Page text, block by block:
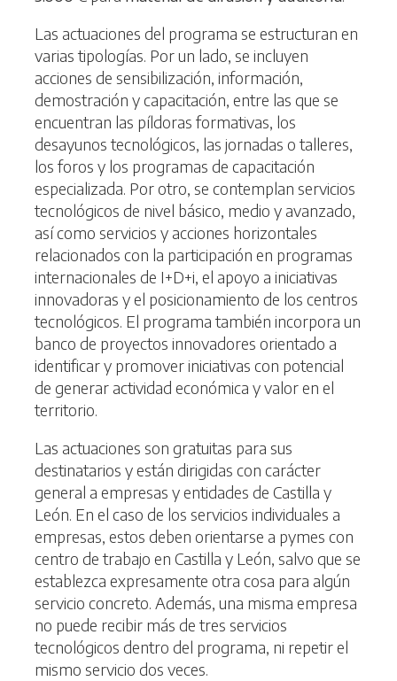
Las actuaciones del programa se estructuran en
varias tipologías. Por un lado, se incluyen
acciones de sensibilización, información,
demostración y capacitación, entre las que se
encuentran las píldoras formativas, los
desayunos tecnológicos, las jornadas o talleres,
los foros y los programas de capacitación
especializada. Por otro, se contemplan servicios
tecnológicos de nivel básico, medio y avanzado,
así como servicios y acciones horizontales
relacionados con la participación en programas
internacionales de I+D+i, el apoyo a iniciativas
innovadoras y el posicionamiento de los centros
tecnológicos. El programa también incorpora un
banco de proyectos innovadores orientado a
identificar y promover iniciativas con potencial
de generar actividad económica y valor en el
territorio.
Las actuaciones son gratuitas para sus
destinatarios y están dirigidas con carácter
general a empresas y entidades de Castilla y
León. En el caso de los servicios individuales a
empresas, estos deben orientarse a pymes con
centro de trabajo en Castilla y León, salvo que se
establezca expresamente otra cosa para algún
servicio concreto. Además, una misma empresa
no puede recibir más de tres servicios
tecnológicos dentro del programa, ni repetir el
mismo servicio dos veces.